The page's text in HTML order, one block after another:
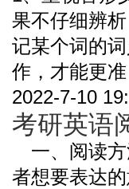
果不仔细辨
记某个词的
作，才能更
2022-7-10
考研英语
一、阅读
者想要表达